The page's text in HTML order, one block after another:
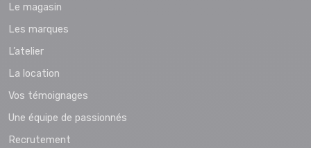
Le magasin
Les marques
L’atelier
La location
Vos témoignages
Une équipe de passionnés
Recrutement